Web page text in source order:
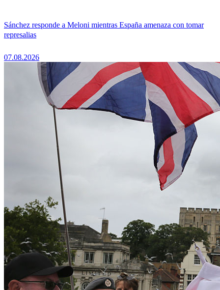
Sánchez responde a Meloni mientras España amenaza con tomar
represalias
07.08.2026